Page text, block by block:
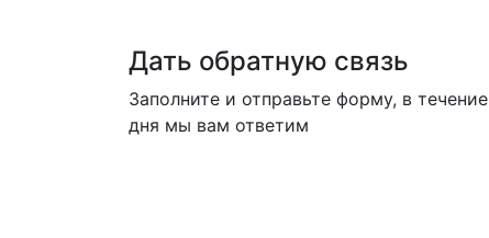
Дать обратную связь
Заполните и отправьте форму, в течение
дня мы вам ответим